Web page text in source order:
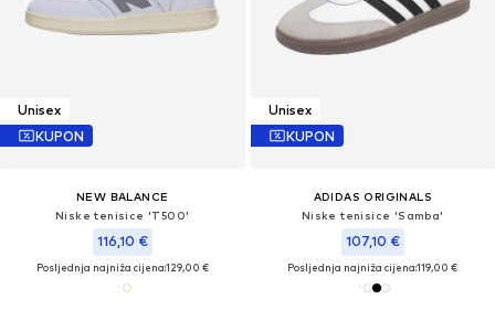
Unisex
KUPON
NEW BALANCE
Niske tenisice 'T500'
116,10 €
Posljednja najniža cijena:129,00 €
Unisex
KUPON
ADIDAS ORIGINALS
Niske tenisice 'Samba'
107,10 €
Posljednja najniža cijena:119,00 €